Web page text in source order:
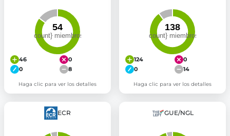
46
0
0
8
Haga clic para ver los detalles
124
0
0
14
Haga clic para ver los detalles
ECR GUE/NGL